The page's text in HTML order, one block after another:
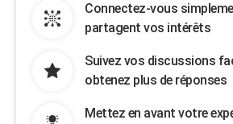
Connectez-vous
partagent vos intérêts
Suivez vos discussions
obtenez plus de réponses
Mettez en avant votre